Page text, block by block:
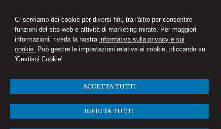
Ci serviamo dei cookie per diversi fini, tra l'altro per consentire
funzioni del sito web e attività di marketing mirate. Per maggiori
informazioni, riveda la nostra informativa sulla privacy e sui
cookie. Può gestire le impostazioni relative ai cookie, cliccando su
'Gestisci Cookie'
ACCETTA TUTTI
RIFIUTA TUTTI